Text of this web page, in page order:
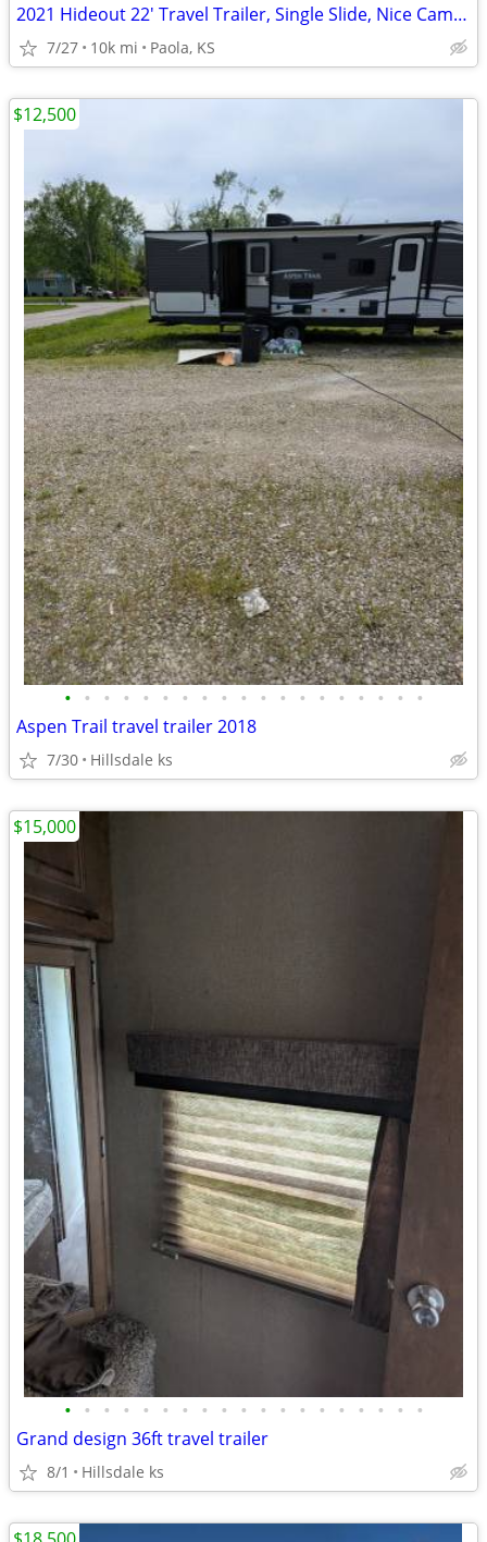
2021 Hideout 22' Travel Trailer, Single Slide, Nice Camper! OBO
7/27 10k mi Paola, KS
• • • • • • • • • • • • • • • • • • •
Aspen Trail travel trailer 2018
7/30 Hillsdale ks
$12,500
• • • • • • • • • • • • • • • • • • •
Grand design 36ft travel trailer
8/1 Hillsdale ks
$15,000